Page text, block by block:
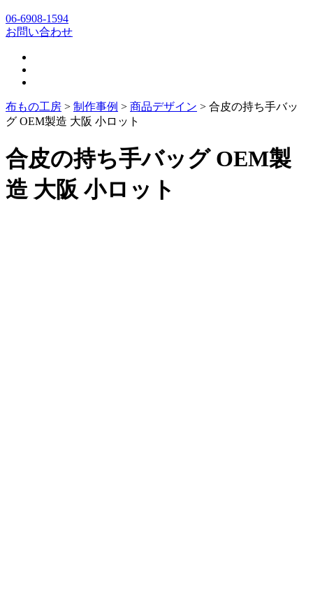
06-6908-1594
お問い合わせ
布もの工房 > 制作事例 > 商品デザイン > 合皮の持ち手バッ
グ OEM製造 大阪 小ロット
合皮の持ち手バッグ OEM製
造 大阪 小ロット